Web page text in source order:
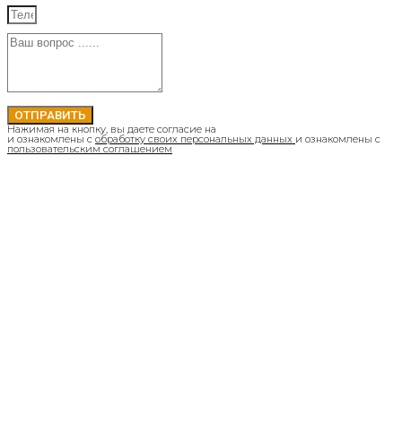
ОТПРАВИТЬ
Нажимая на кнопку, вы даете согласие на
и ознакомлены с обработку своих персональных данных и ознакомлены с
пользовательским соглашением